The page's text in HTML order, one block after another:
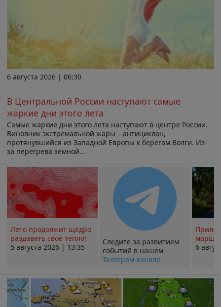
6 августа 2026 | 06:30
В Центральной России наступают самые
жаркие дни этого лета
Самые жаркие дни этого лета наступают в центре России.
Виновник экстремальной жары – антициклон,
протянувшийся из Западной Европы к берегам Волги. Из-
за перегрева земной...
Лето продолжит щедро
раздавать своё тепло!
5 августа 2026 | 13:35
Следите за развитием
событий в нашем
Телеграм-канале
6